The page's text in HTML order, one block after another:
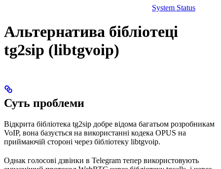
System Status
Альтернатива бібліотеці
tg2sip (libtgvoip)
Суть проблеми
Відкрита бібліотека tg2sip добре відома багатьом розробникам
VoIP, вона базується на використанні кодека OPUS на
приймаючій стороні через бібліотеку libtgvoip.
Однак голосові дзвінки в Telegram тепер використовують